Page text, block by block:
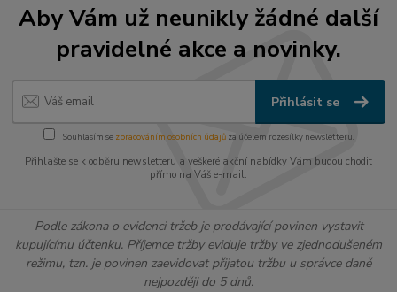
Aby Vám už neunikly žádné další
pravidelné akce a novinky.
Přihlásit se
Souhlasím se zpracováním osobních údajůza účelem rozesílky newsletteru.
Přihlašte se k odběru newsletteru a veškeré akční nabídky Vám budou chodit
přímo na Váš e-mail.
Podle zákona o evidenci tržeb je prodávající povinen vystavit
kupujícímu účtenku. Příjemce tržby eviduje tržby ve zjednodušeném
režimu, tzn. je povinen zaevidovat přijatou tržbu u správce daně
nejpozději do 5 dnů.